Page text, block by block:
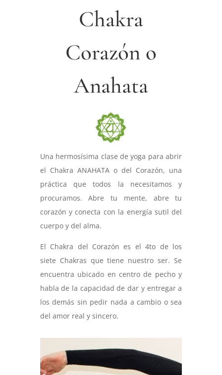
Chakra
Corazón o
Anahata
Una hermosísima clase de yoga para abrir
el Chakra ANAHATA o del Corazón, una
práctica que todos la necesitamos y
procuramos. Abre tu mente, abre tu
corazón y conecta con la energía sutil del
cuerpo y del alma.
El Chakra del Corazón es el 4to de los
siete Chakras que tiene nuestro ser. Se
encuentra ubicado en centro de pecho y
habla de la capacidad de dar y entregar a
los demás sin pedir nada a cambio o sea
del amor real y sincero.